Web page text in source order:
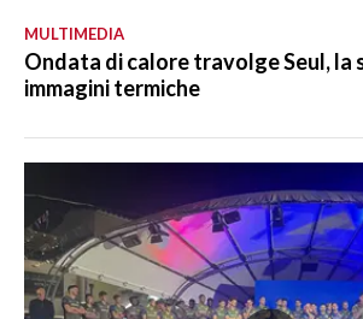
MULTIMEDIA
Ondata di calore travolge Seul, la
immagini termiche